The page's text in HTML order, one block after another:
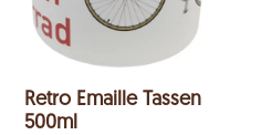
Retro Emaille Tassen
500ml